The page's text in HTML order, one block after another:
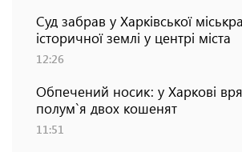
Суд забрав у Харківської
історичної землі у центрі міста
12:26
Обпечений носик: у Харкові
полум`я двох кошенят
11:51